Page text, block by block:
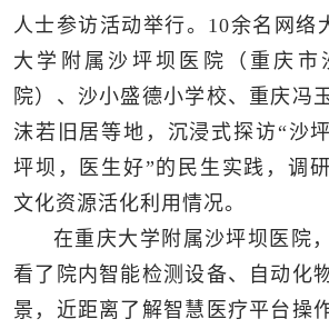
人士参访活动举行。10余名网络
大学附属沙坪坝医院（重庆市
院）、沙小盛德小学校、重庆冯
沫若旧居等地，沉浸式探访“沙
坪坝，医生好”的民生实践，调
文化资源活化利用情况。
在重庆大学附属沙坪坝医院
看了院内智能检测设备、自动化
景，近距离了解智慧医疗平台操